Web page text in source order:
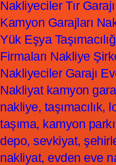
Nakliyeciler Tır
Kamyon Garajları
Yük Eşya
Firmaları Nakliye
Nakliyeciler Garajı
Nakliyat kamyon
nakliye, taşımacılık,
taşıma, kamyon
depo, sevkiyat,
nakliyat, evden eve